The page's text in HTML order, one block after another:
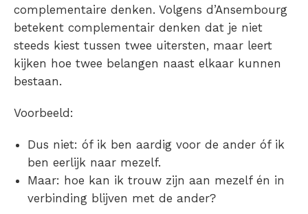
complementaire denken. Volgens d’Ansembourg
betekent complementair denken dat je niet
steeds kiest tussen twee uitersten, maar leert
kijken hoe twee belangen naast elkaar kunnen
bestaan.
Voorbeeld:
Dus niet: óf ik ben aardig voor de ander óf ik
ben eerlijk naar mezelf.
Maar: hoe kan ik trouw zijn aan mezelf én in
verbinding blijven met de ander?